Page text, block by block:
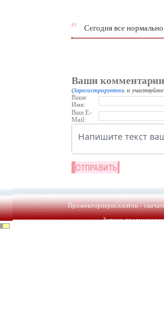
#3 Сегодня все
Ваши
(Зарегистрируетесьи
Ваше
Имя:
Ваш E-
Mail:
Прожекторперисхилтон -
Записи